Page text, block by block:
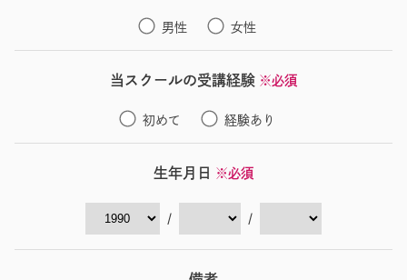
男性 女性
当スクールの受講経験 ※必須
初めて 経験あり
生年月日 ※必須
/ /